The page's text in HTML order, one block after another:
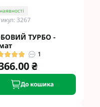
3267
ТУРБО -
1
₴
До кошика